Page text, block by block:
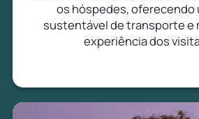
os hóspedes, oferecendo
sustentável de transporte e
experiência dos